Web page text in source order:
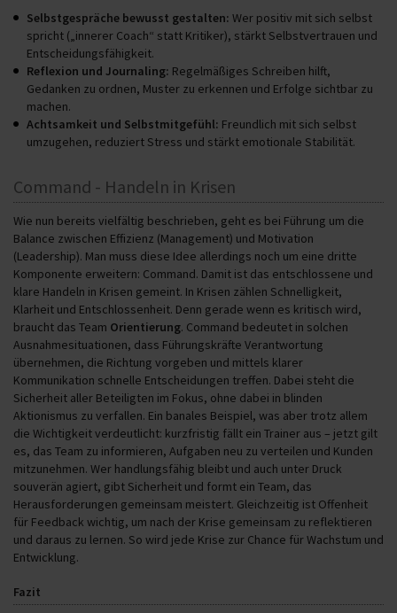
Selbstgespräche bewusst gestalten: Wer positiv mit sich selbst
spricht („innerer Coach“ statt Kritiker), stärkt Selbstvertrauen und
Entscheidungsfähigkeit.
Reflexion und Journaling: Regelmäßiges Schreiben hilft,
Gedanken zu ordnen, Muster zu erkennen und Erfolge sichtbar zu
machen.
Achtsamkeit und Selbstmitgefühl: Freundlich mit sich selbst
umzugehen, reduziert Stress und stärkt emotionale Stabilität.
Command - Handeln in Krisen
Wie nun bereits vielfältig beschrieben, geht es bei Führung um die
Balance zwischen Effizienz (Management) und Motivation
(Leadership). Man muss diese Idee allerdings noch um eine dritte
Komponente erweitern: Command. Damit ist das entschlossene und
klare Handeln in Krisen gemeint. In Krisen zählen Schnelligkeit,
Klarheit und Entschlossenheit. Denn gerade wenn es kritisch wird,
braucht das Team Orientierung. Command bedeutet in solchen
Ausnahmesituationen, dass Führungskräfte Verantwortung
übernehmen, die Richtung vorgeben und mittels klarer
Kommunikation schnelle Entscheidungen treffen. Dabei steht die
Sicherheit aller Beteiligten im Fokus, ohne dabei in blinden
Aktionismus zu verfallen. Ein banales Beispiel, was aber trotz allem
die Wichtigkeit verdeutlicht: kurzfristig fällt ein Trainer aus – jetzt gilt
es, das Team zu informieren, Aufgaben neu zu verteilen und Kunden
mitzunehmen. Wer handlungsfähig bleibt und auch unter Druck
souverän agiert, gibt Sicherheit und formt ein Team, das
Herausforderungen gemeinsam meistert. Gleichzeitig ist Offenheit
für Feedback wichtig, um nach der Krise gemeinsam zu reflektieren
und daraus zu lernen. So wird jede Krise zur Chance für Wachstum und
Entwicklung.
Fazit